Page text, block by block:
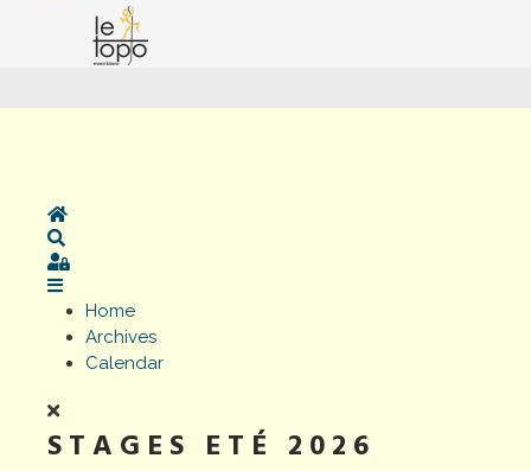
Home
Sign In
Home
Archives
Calendar
STAGES ETÉ 2026